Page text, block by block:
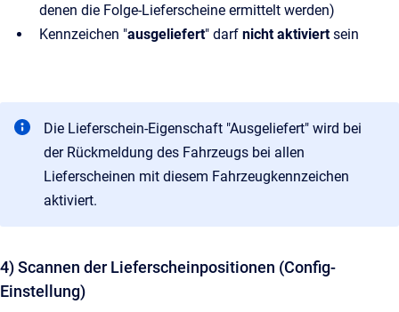
denen die Folge-Lieferscheine ermittelt werden)
Kennzeichen "ausgeliefert" darf nicht aktiviertsein
Die Lieferschein-Eigenschaft "Ausgeliefert" wird bei
der Rückmeldung des Fahrzeugs bei allen
Lieferscheinen mit diesem Fahrzeugkennzeichen
aktiviert.
4) Scannen der Lieferscheinpositionen (Config-
Einstellung)